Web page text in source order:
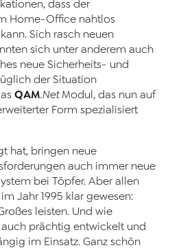
dass der
Home-Office nahtlos
Sich rasch neuen
sich unter anderem auch
neue Sicherheits- und
der Situation
QAM.NetModul, das nun auf
Form spezialisiert
hat, bringen neue
auch immer neue
bei Töpfer. Aber allen
Jahr 1995 klar gewesen:
leisten. Und wie
prächtig entwickelt und
im Einsatz. Ganz schön